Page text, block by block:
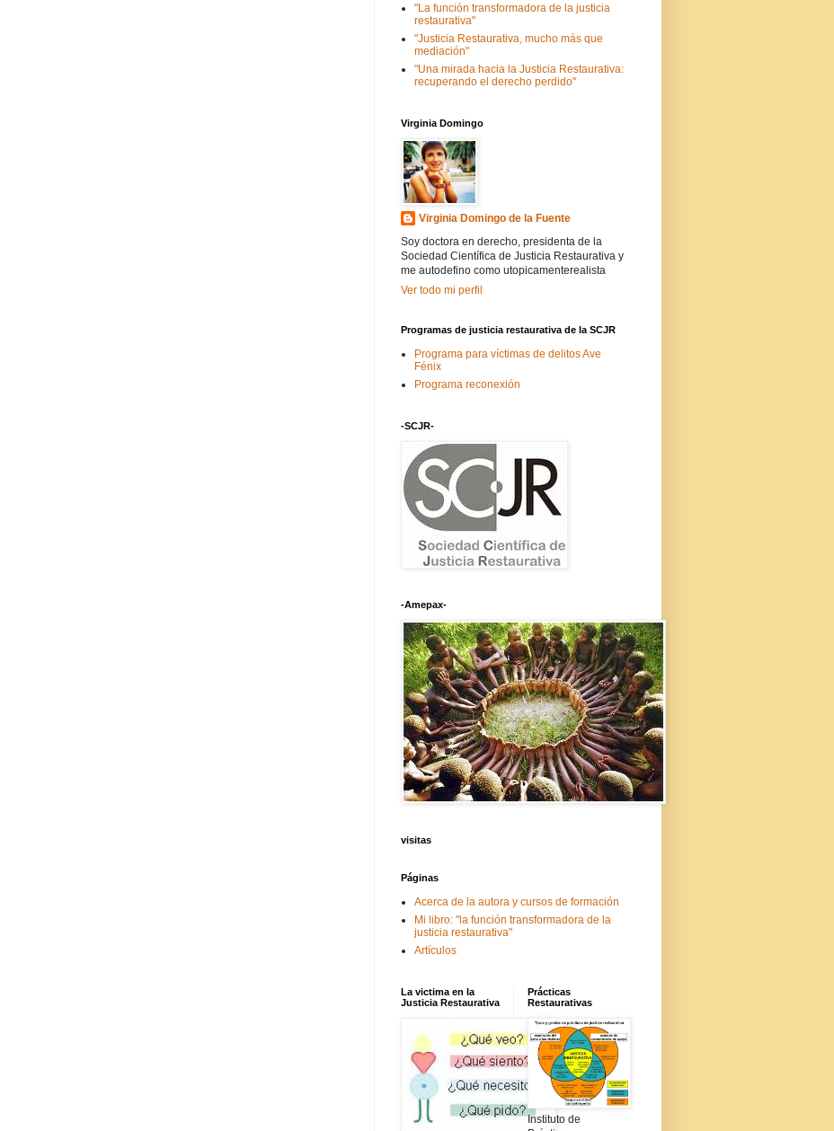
"La función transformadora de la justicia
restaurativa"
"Justicia Restaurativa, mucho más que
mediación"
"Una mirada hacia la Justicia Restaurativa:
recuperando el derecho perdido"
Virginia Domingo
Virginia Domingo de la Fuente
Soy doctora en derecho, presidenta de la
Sociedad Científica de Justicia Restaurativa y
me autodefino como utopicamenterealista
Ver todo mi perfil
Programas de justicia restaurativa de la SCJR
Programa para víctimas de delitos Ave
Fénix
Programa reconexión
-SCJR-
-Amepax-
visitas
Páginas
Acerca de la autora y cursos de formación
Mi libro: "la función transformadora de la
justicia restaurativa"
Artículos
La victima en la
Justicia Restaurativa
Prácticas
Restaurativas
Instituto de